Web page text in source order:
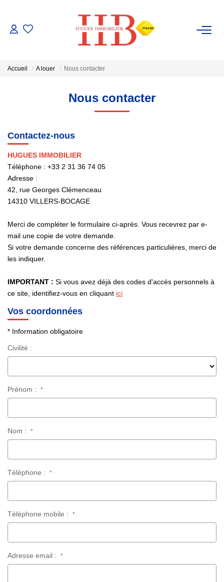
GESTION
NOTRE AGENCE
Notre Équipe
RECRUTEMENT
EN
Accueil A louer Nous contacter
Nous contacter
Contactez-nous
HUGUES IMMOBILIER
Téléphone : +33 2 31 36 74 05
Adresse :
42, rue Georges Clémenceau
14310 VILLERS-BOCAGE
Merci de compléter le formulaire ci-après. Vous recevrez par e-
mail une copie de votre demande.
Si votre demande concerne des références particulières, merci de
les indiquer.
IMPORTANT : Si vous avez déjà des codes d'accés personnels à
ce site, identifiez-vous en cliquant ici
Vos coordonnées
* Information obligatoire
Civilité :
Prénom : *
Nom : *
Téléphone : *
Téléphone mobile : *
Adresse email : *